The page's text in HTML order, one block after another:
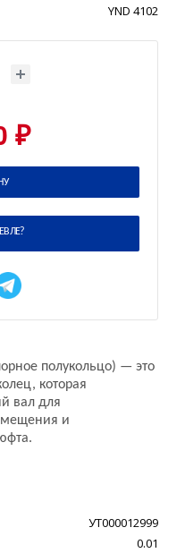
YND 4102
₽
полукольцо) — это
которая
вал для
и
УТ000012999
0.01